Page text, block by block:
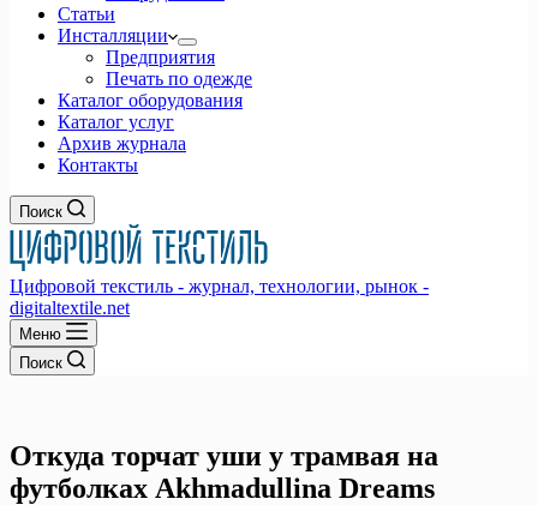
Статьи
Инсталляции
Предприятия
Печать по одежде
Каталог оборудования
Каталог услуг
Архив журнала
Контакты
Поиск
Цифровой текстиль - журнал, технологии, рынок -
digitaltextile.net
Меню
Поиск
Откуда торчат уши у трамвая на
футболках Akhmadullina Dreams